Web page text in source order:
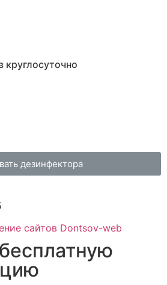
круглосуточно
дезинфектора
сайтов Dontsov-web